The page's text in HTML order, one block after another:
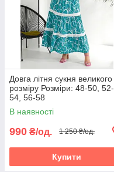
Довга літня сукня великого
розміру Розміри: 48-50, 52-
54, 56-58
В наявності
990 ₴/од. 1 250 ₴/од.
Купити